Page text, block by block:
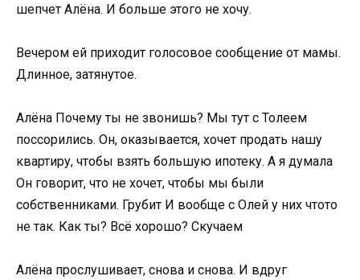
шепчет Алёна. И больше этого не хочу.
Вечером ей приходит голосовое сообщение от мамы.
Длинное, затянутое.
Алёна Почему ты не звонишь? Мы тут с Толеем
поссорились. Он, оказывается, хочет продать нашу
квартиру, чтобы взять большую ипотеку. А я думала
Он говорит, что не хочет, чтобы мы были
собственниками. Грубит И вообще с Олей у них чтото
не так. Как ты? Всё хорошо? Скучаем
Алёна прослушивает, снова и снова. И вдруг